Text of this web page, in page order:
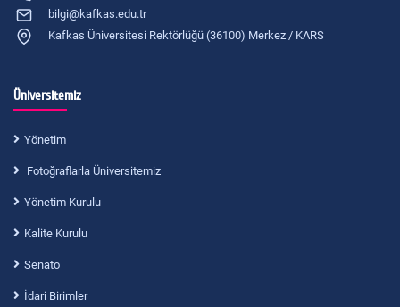
bilgi@kafkas.edu.tr
Kafkas Üniversitesi Rektörlüğü (36100) Merkez / KARS
Üniversitemiz
Yönetim
Fotoğraflarla Üniversitemiz
Yönetim Kurulu
Kalite Kurulu
Senato
İdari Birimler